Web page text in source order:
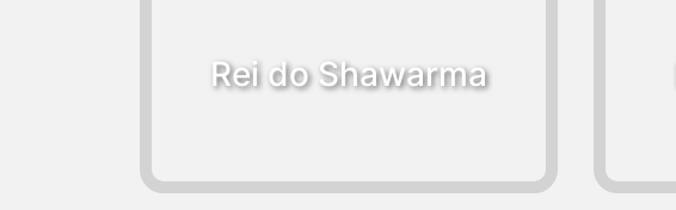
Rei do Shawarma